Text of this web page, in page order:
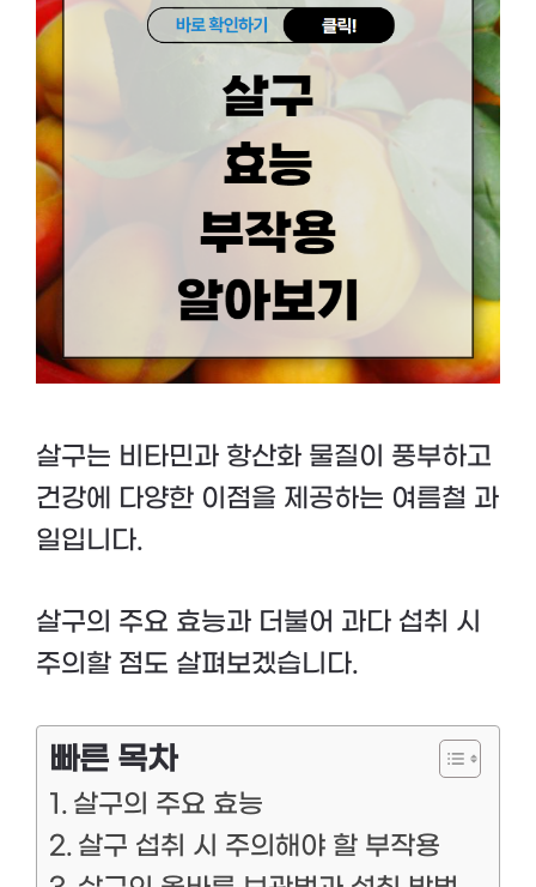
살구는 비타민과 항산화 물질이 풍부하고
건강에 다양한 이점을 제공하는 여름철 과
일입니다.
살구의 주요 효능과 더불어 과다 섭취 시
주의할 점도 살펴보겠습니다.
빠른 목차
살구의 주요 효능
살구 섭취 시 주의해야 할 부작용